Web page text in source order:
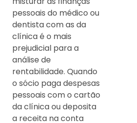
pessoais do médico ou
dentista com as da
clínica é o mais
prejudicial para a
análise de
rentabilidade. Quando
o sócio paga despesas
pessoais com o cartão
da clínica ou deposita
a receita na conta